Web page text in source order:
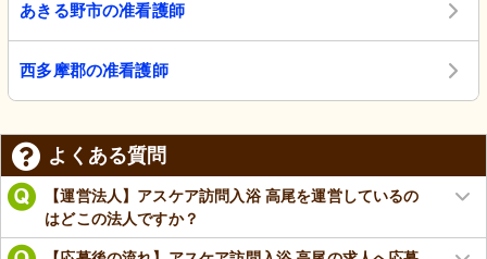
あきる野市の准看護師
西多摩郡の准看護師
よくある質問
【運営法人】アスケア訪問入浴 高尾を運営しているの
はどこの法人ですか？